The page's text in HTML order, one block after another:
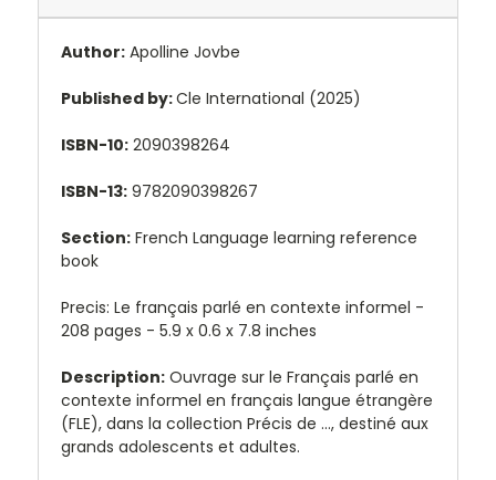
Author: Apolline Jovbe
Published by:Cle International (2025)
ISBN-10: 2090398264
ISBN-13: 9782090398267
Section: French Language learning reference
book
Precis: Le français parlé en contexte informel -
208 pages - 5.9 x 0.6 x 7.8 inches
Description: Ouvrage sur le Français parlé en
contexte informel en français langue étrangère
(FLE), dans la collection Précis de ..., destiné aux
grands adolescents et adultes.